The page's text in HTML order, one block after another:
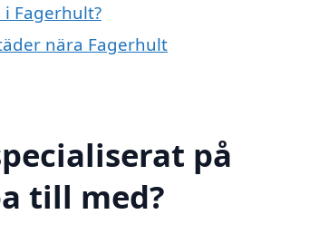
Fagerhult?
nära Fagerhult
på
till med?